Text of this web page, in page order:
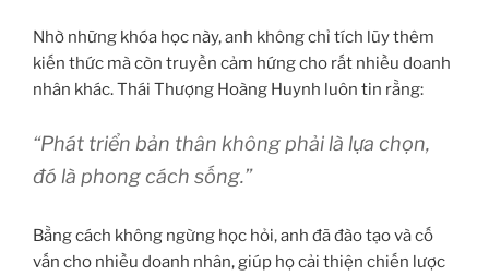
Nhờ những khóa học này, anh không chỉ tích lũy thêm
kiến thức mà còn truyền cảm hứng cho rất nhiều doanh
nhân khác. Thái Thượng Hoàng Huynh luôn tin rằng:
“Phát triển bản thân không phải là lựa chọn,
đó là phong cách sống.”
Bằng cách không ngừng học hỏi, anh đã đào tạo và cố
vấn cho nhiều doanh nhân, giúp họ cải thiện chiến lược